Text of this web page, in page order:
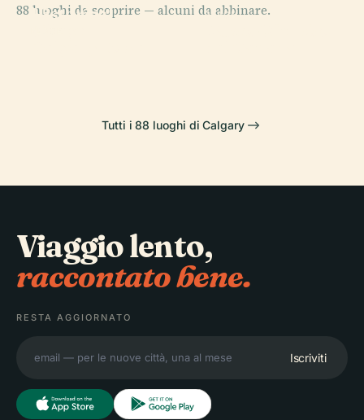
88 luoghi da scoprire — alcuni da abbinare.
Historical
PLACE
PLACE
Tutti i 88 luoghi di Calgary
Viaggio lento,
raccontato bene.
RESTA AGGIORNATO
Iscriviti